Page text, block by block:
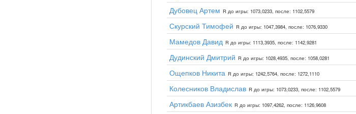
Дубовец Артем R до игры: 1073,0233, после: 1102,5579
Скурский Тимофей R до игры: 1047,3984, после: 1076,9330
Мамедов Давид R до игры: 1113,3935, после: 1142,9281
Дудинский Дмитрий R до игры: 1028,4935, после: 1058,0281
Ощепков Никита R до игры: 1242,5764, после: 1272,1110
Колесников Владислав R до игры: 1073,0233, после: 1102,5579
Артикбаев Азизбек R до игры: 1097,4262, после: 1126,9608